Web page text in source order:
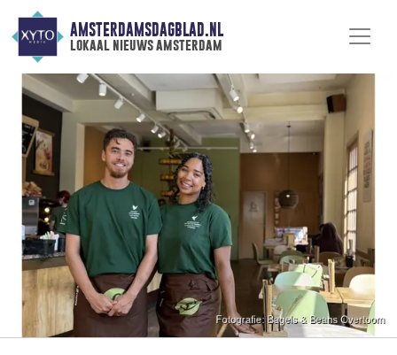
AMSTERDAMSDAGBLAD.NL
lokaal nieuws amsterdam